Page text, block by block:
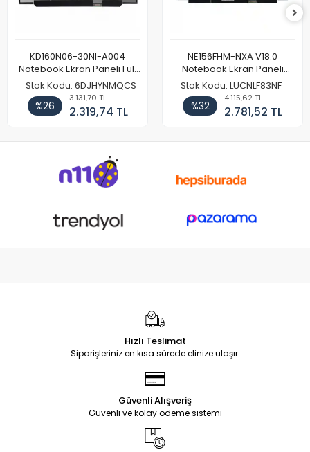
KD160N06-30NI-A004
Notebook Ekran Paneli Full
HD
Stok Kodu: 6DJHYNMQCS
%26
3.131,70 TL
2.319,74 TL
NE156FHM-NXA V18.0
Notebook Ekran Paneli
144Hz
Stok Kodu: LUCNLF83NF
%32
4.115,62 TL
2.781,52 TL
Hızlı Teslimat
Siparişleriniz en kısa sürede elinize ulaşır.
Güvenli Alışveriş
Güvenli ve kolay ödeme sistemi